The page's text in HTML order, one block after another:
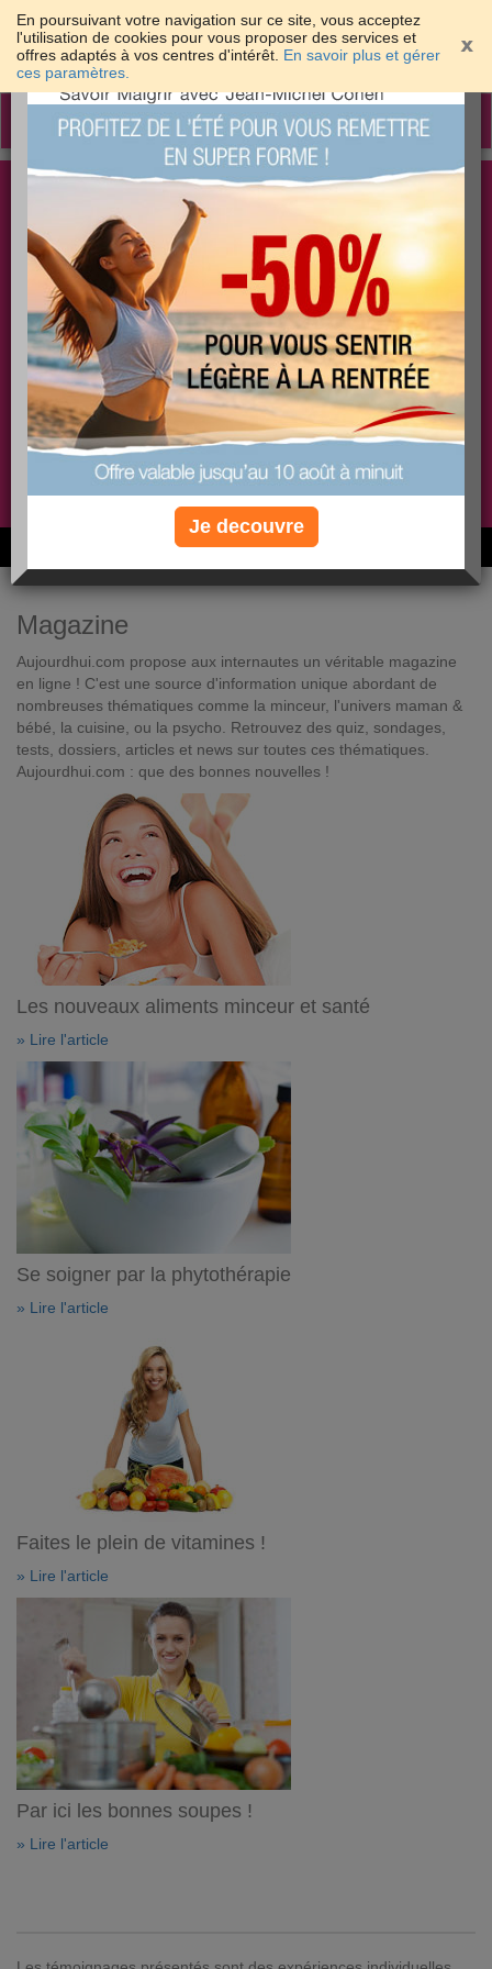
En poursuivant votre navigation sur ce site, vous acceptez
l'utilisation de cookies pour vous proposer des services et
offres adaptés à vos centres d'intérêt. En savoir plus et gérer
ces paramètres.
Toggle
Les meilleures solutions pour maigrir et être bien
dans sa peau
PLUS
EFFICACE
PLUS
SANTÉ
PLUS
COACHING
Non, je préfère le régime gratuit
6M de personnes ont maigri et réappris à manger avec nous
Magazine
Aujourdhui.com propose aux internautes un véritable magazine
en ligne ! C'est une source d'information unique abordant de
nombreuses thématiques comme la minceur, l'univers maman &
bébé, la cuisine, ou la psycho. Retrouvez des quiz, sondages,
tests, dossiers, articles et news sur toutes ces thématiques.
Aujourdhui.com : que des bonnes nouvelles !
Les nouveaux aliments minceur et santé
» Lire l'article
Se soigner par la phytothérapie
» Lire l'article
Faites le plein de vitamines !
» Lire l'article
Par ici les bonnes soupes !
» Lire l'article
×
Je decouvre